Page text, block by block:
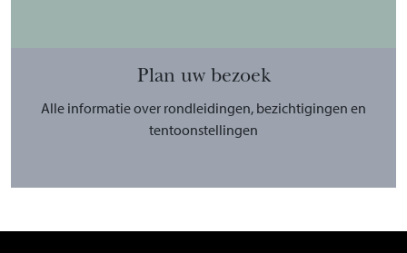
Plan uw bezoek
Alle informatie over rondleidingen, bezichtigingen en
tentoonstellingen